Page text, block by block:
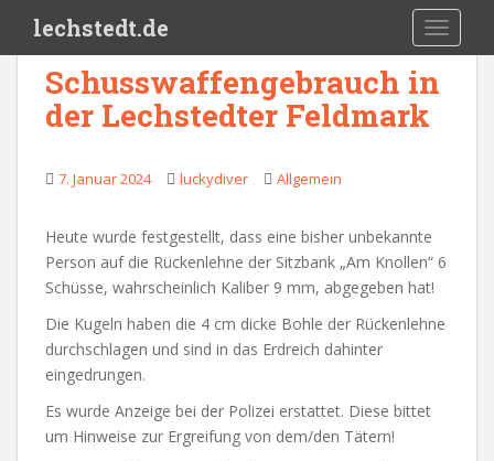
lechstedt.de
Schusswaffengebrauch in
der Lechstedter Feldmark
7. Januar 2024 luckydiver Allgemein
Heute wurde festgestellt, dass eine bisher unbekannte
Person auf die Rückenlehne der Sitzbank „Am Knollen“ 6
Schüsse, wahrscheinlich Kaliber 9 mm, abgegeben hat!
Die Kugeln haben die 4 cm dicke Bohle der Rückenlehne
durchschlagen und sind in das Erdreich dahinter
eingedrungen.
Es wurde Anzeige bei der Polizei erstattet. Diese bittet
um Hinweise zur Ergreifung von dem/den Tätern!